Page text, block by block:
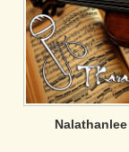
Nalathanlee